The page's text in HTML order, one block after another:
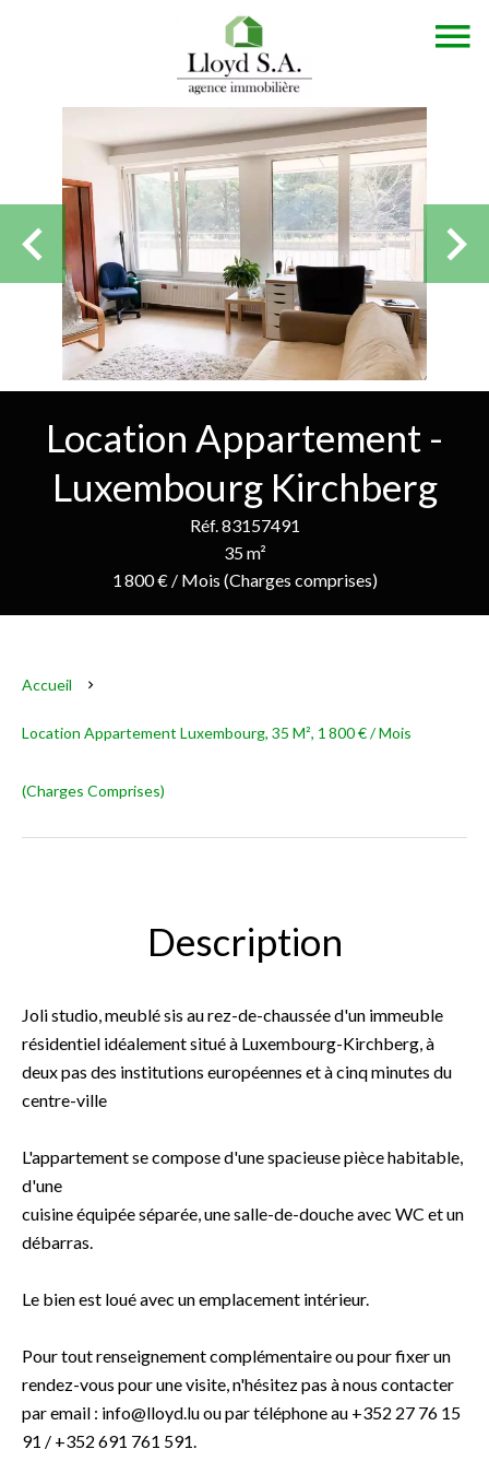
Location Appartement -
Luxembourg Kirchberg
Réf. 83157491
35 m²
1 800 € / Mois (Charges comprises)
Accueil
Location Appartement Luxembourg, 35 M², 1 800 € / Mois
(Charges Comprises)
Description
Joli studio, meublé sis au rez-de-chaussée d'un immeuble
résidentiel idéalement situé à Luxembourg-Kirchberg, à
deux pas des institutions européennes et à cinq minutes du
centre-ville
L'appartement se compose d'une spacieuse pièce habitable,
d'une
cuisine équipée séparée, une salle-de-douche avec WC et un
débarras.
Le bien est loué avec un emplacement intérieur.
Pour tout renseignement complémentaire ou pour fixer un
rendez-vous pour une visite, n'hésitez pas à nous contacter
par email : info@lloyd.lu ou par téléphone au +352 27 76 15
91 / +352 691 761 591.